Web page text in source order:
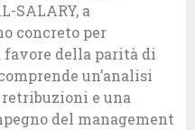
SALARY, a
concreto per
favore della parità di
un’analisi
e una
del management